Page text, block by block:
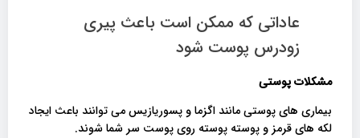
عاداتی که ممکن است باعث پیری
زودرس پوست شود
مشکلات پوستی
بیماری های پوستی مانند اگزما و پسوریازیس می توانند باعث ایجاد
لکه های قرمز و پوسته پوسته روی پوست سر شما شوند.